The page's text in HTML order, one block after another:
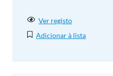
Ver registo
Adicionar à lista